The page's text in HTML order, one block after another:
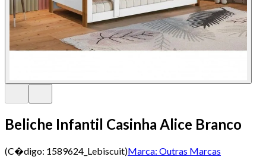
Beliche Infantil Casinha Alice Branco
(C�digo: 1589624_Lebiscuit)Marca: Outras Marcas